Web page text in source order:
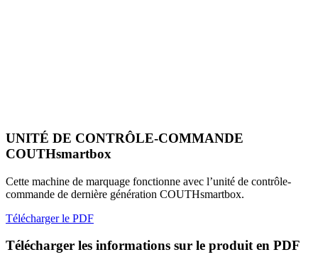
UNITÉ DE CONTRÔLE-COMMANDE
COUTHsmartbox
Cette machine de marquage fonctionne avec l’unité de contrôle-
commande de dernière génération COUTHsmartbox.
Télécharger le PDF
Télécharger les informations sur le produit en PDF